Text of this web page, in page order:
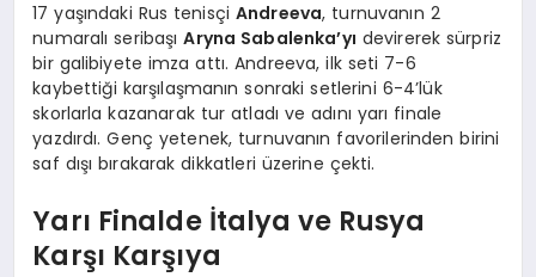
17 yaşındaki Rus tenisçi Andreeva, turnuvanın 2
numaralı seribaşıAryna Sabalenka’yı devirerek sürpriz
bir galibiyete imza attı. Andreeva, ilk seti 7-6
kaybettiği karşılaşmanın sonraki setlerini 6-4’lük
skorlarla kazanarak tur atladı ve adını yarı finale
yazdırdı. Genç yetenek, turnuvanın favorilerinden birini
saf dışı bırakarak dikkatleri üzerine çekti.
Yarı Finalde İtalya ve Rusya
Karşı Karşıya